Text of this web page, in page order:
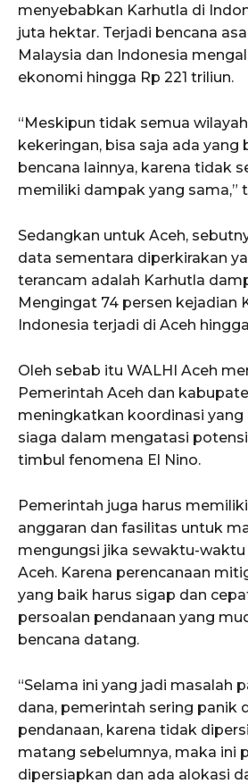
Situs Berita
SUBSCRIBE
Menu
News
Foto
Histori
Gaya Hidup
Opini
Olahraga
Ekonomi
Teknologi
menyebabkan Karhutla di
juta hektar. Terjadi bencana
Malaysia dan Indonesia
ekonomi hingga Rp 221 triliun.
“Meskipun tidak semua
kekeringan, bisa saja ada yang
bencana lainnya, karena tidak
memiliki dampak yang sama,”
Sedangkan untuk Aceh,
data sementara diperkirakan
terancam adalah Karhutla
Mengingat 74 persen kejadian
Indonesia terjadi di Aceh
Oleh sebab itu WALHI Aceh
Pemerintah Aceh dan
meningkatkan koordinasi yang
siaga dalam mengatasi
timbul fenomena El Nino.
Pemerintah juga harus
anggaran dan fasilitas untuk
mengungsi jika sewaktu-
Aceh. Karena perencanaan
yang baik harus sigap dan
persoalan pendanaan yang
bencana datang.
“Selama ini yang jadi masalah
dana, pemerintah sering panik
pendanaan, karena tidak
matang sebelumnya, maka ini
dipersiapkan dan ada alokasi